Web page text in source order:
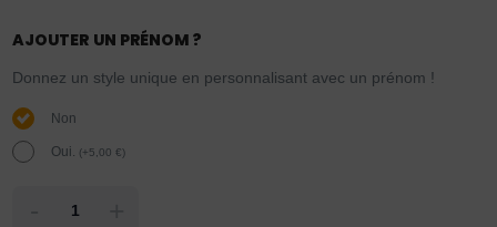
AJOUTER UN PRÉNOM ?
Donnez un style unique en personnalisant avec un prénom !
Non
Oui. (+5,00€)